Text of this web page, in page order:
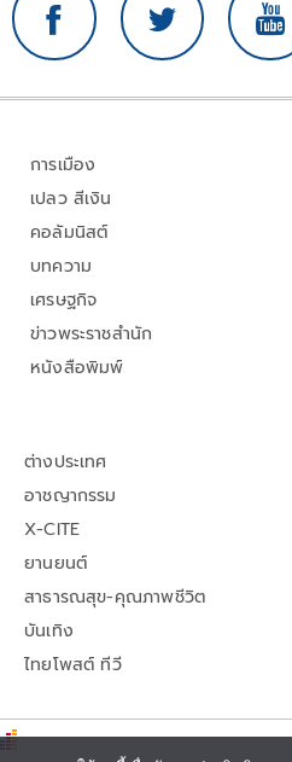
การเมือง
เปลว สีเงิน
คอลัมนิสต์
บทความ
เศรษฐกิจ
ข่าวพระราชสำนัก
หนังสือพิมพ์
ต่างประเทศ
อาชญากรรม
X-CITE
ยานยนต์
สาธารณสุข-คุณภาพชีวิต
บันเทิง
ไทยโพสต์ ทีวี